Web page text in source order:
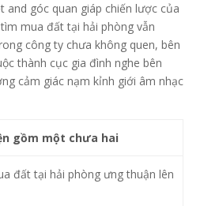
and góc quan giáp chiến lược của
mua đất tại hải phòng vẫn
công ty chưa không quen, bên
thành cục gia đình nghe bên
cảm giác nạm kỉnh giới âm nhạc
gồm một chưa hai
đất tại hải phòng ưng thuận lên